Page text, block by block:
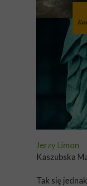
Jerzy Limon
Kaszubska
Tak się